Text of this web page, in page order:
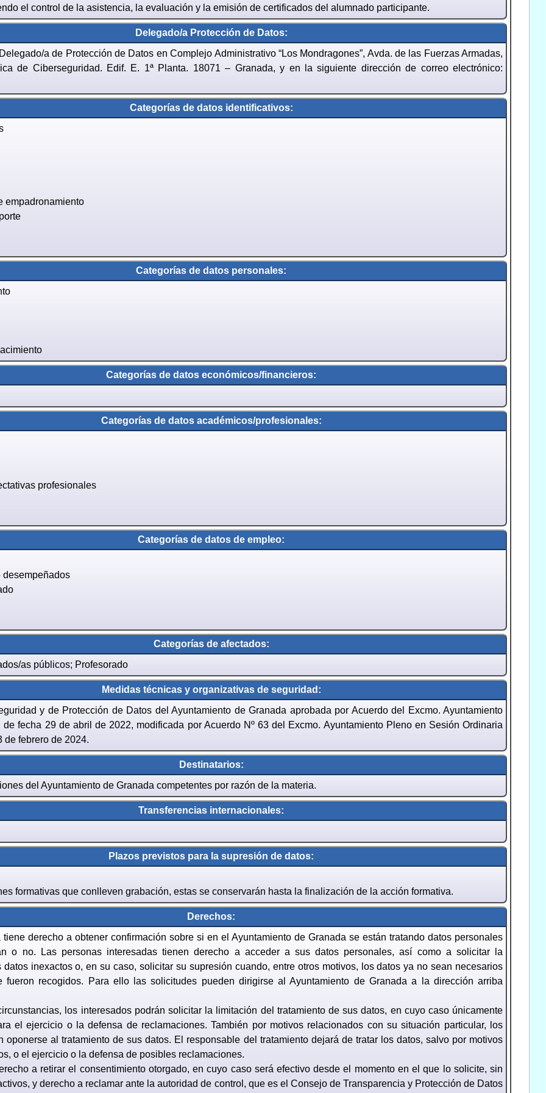
el control de la asistencia, la evaluación y la emisión de certificados del alumnado participante.
Delegado/a Protección de Datos:
a de Protección de Datos en Complejo Administrativo “Los Mondragones”, Avda. de las Fuerzas Armadas,
de Ciberseguridad. Edif. E. 1ª Planta. 18071 – Granada, y en la siguiente dirección de correo electrónico:
Categorías de datos identificativos:
empadronamiento
Categorías de datos personales:
Categorías de datos económicos/financieros:
Categorías de datos académicos/profesionales:
profesionales
Categorías de datos de empleo:
desempeñados
Categorías de afectados:
as públicos; Profesorado
Medidas técnicas y organizativas de seguridad:
y de Protección de Datos del Ayuntamiento de Granada aprobada por Acuerdo del Excmo. Ayuntamiento
fecha 29 de abril de 2022, modificada por Acuerdo Nº 63 del Excmo. Ayuntamiento Pleno en Sesión Ordinaria
de febrero de 2024.
Destinatarios:
del Ayuntamiento de Granada competentes por razón de la materia.
Transferencias internacionales:
Plazos previstos para la supresión de datos:
formativas que conlleven grabación, estas se conservarán hasta la finalización de la acción formativa.
Derechos:
derecho a obtener confirmación sobre si en el Ayuntamiento de Granada se están tratando datos personales
o no. Las personas interesadas tienen derecho a acceder a sus datos personales, así como a solicitar la
inexactos o, en su caso, solicitar su supresión cuando, entre otros motivos, los datos ya no sean necesarios
fueron recogidos. Para ello las solicitudes pueden dirigirse al Ayuntamiento de Granada a la dirección arriba
los interesados podrán solicitar la limitación del tratamiento de sus datos, en cuyo caso únicamente
el ejercicio o la defensa de reclamaciones. También por motivos relacionados con su situación particular, los
oponerse al tratamiento de sus datos. El responsable del tratamiento dejará de tratar los datos, salvo por motivos
o el ejercicio o la defensa de posibles reclamaciones.
a retirar el consentimiento otorgado, en cuyo caso será efectivo desde el momento en el que lo solicite, sin
y derecho a reclamar ante la autoridad de control, que es el Consejo de Transparencia y Protección de Datos